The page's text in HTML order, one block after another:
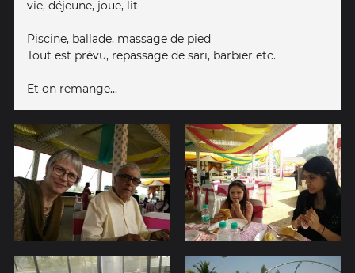
vie, déjeune, joue, lit
Piscine, ballade, massage de pied
Tout est prévu, repassage de sari, barbier etc.
Et on remange...